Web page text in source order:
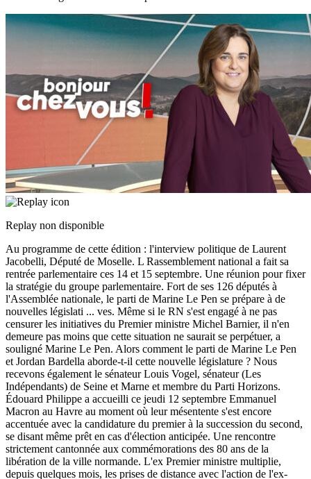
Replay non disponible
Au programme de cette édition : l'interview politique de Laurent
Jacobelli, Député de Moselle. L Rassemblement national a fait sa
rentrée parlementaire ces 14 et 15 septembre. Une réunion pour fixer
la stratégie du groupe parlementaire. Fort de ses 126 députés à
l'Assemblée nationale, le parti de Marine Le Pen se prépare à de
nouvelles législati ... ves. Même si le RN s'est engagé à ne pas
censurer les initiatives du Premier ministre Michel Barnier, il n'en
demeure pas moins que cette situation ne saurait se perpétuer, a
souligné Marine Le Pen. Alors comment le parti de Marine Le Pen
et Jordan Bardella aborde-t-il cette nouvelle législature ? Nous
recevons également le sénateur Louis Vogel, sénateur (Les
Indépendants) de Seine et Marne et membre du Parti Horizons.
Édouard Philippe a accueilli ce jeudi 12 septembre Emmanuel
Macron au Havre au moment où leur mésentente s'est encore
accentuée avec la candidature du premier à la succession du second,
se disant même prêt en cas d'élection anticipée. Une rencontre
strictement cantonnée aux commémorations des 80 ans de la
libération de la ville normande. L'ex Premier ministre multiplie,
depuis quelques mois, les prises de distance avec l'action de l'ex-